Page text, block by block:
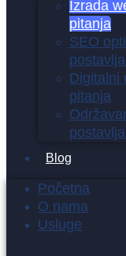
Izrada
pitanja
SEO
Digitalni
pitanja
Blog
Početna
O nama
Usluge